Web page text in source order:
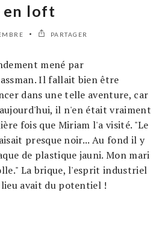
en loft
PARTAGER
mené par
Il fallait bien être
dans une telle aventure, car
il n'en était vraiment
fois que Miriam l'a visité. "Le
presque noir... Au fond il y
de plastique jauni. Mon mari
La brique, l'esprit industriel
avait du potentiel !